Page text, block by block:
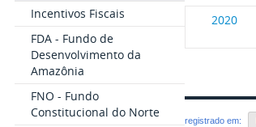
Incentivos Fiscais
FDA - Fundo de
Desenvolvimento da
Amazônia
FNO - Fundo
Constitucional do Norte
2020
registrado em: